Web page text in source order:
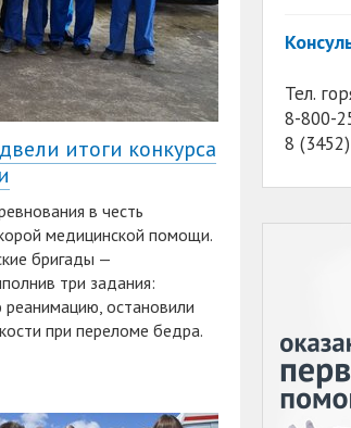
итоги конкурса
в честь
медицинской помощи.
бригады —
три задания:
реанимацию, остановили
при переломе бедра.
Тел.
8-800-
8